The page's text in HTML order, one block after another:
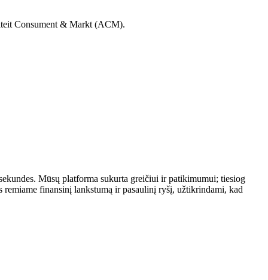
Consument & Markt (ACM).
Mūsų platforma sukurta greičiui ir patikimumui; tiesiog
finansinį lankstumą ir pasaulinį ryšį, užtikrindami, kad